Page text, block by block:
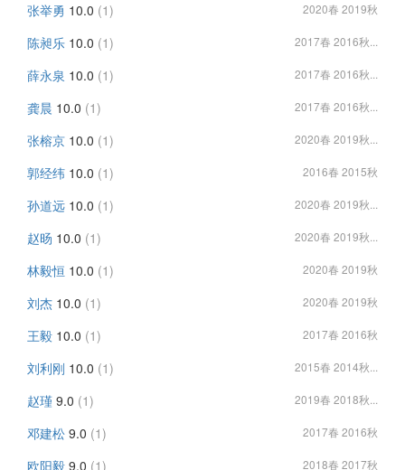
张举勇 10.0 (1) 2020春 2019秋
陈昶乐 10.0 (1) 2017春 2016秋...
薛永泉 10.0 (1) 2017春 2016秋...
龚晨 10.0 (1) 2017春 2016秋...
张榕京 10.0 (1) 2020春 2019秋...
郭经纬 10.0 (1) 2016春 2015秋
孙道远 10.0 (1) 2020春 2019秋...
赵旸 10.0 (1) 2020春 2019秋...
林毅恒 10.0 (1) 2020春 2019秋
刘杰 10.0 (1) 2020春 2019秋
王毅 10.0 (1) 2017春 2016秋
刘利刚 10.0 (1) 2015春 2014秋...
赵瑾 9.0 (1) 2019春 2018秋...
邓建松 9.0 (1) 2017春 2016秋
欧阳毅 9.0 (1) 2018春 2017秋